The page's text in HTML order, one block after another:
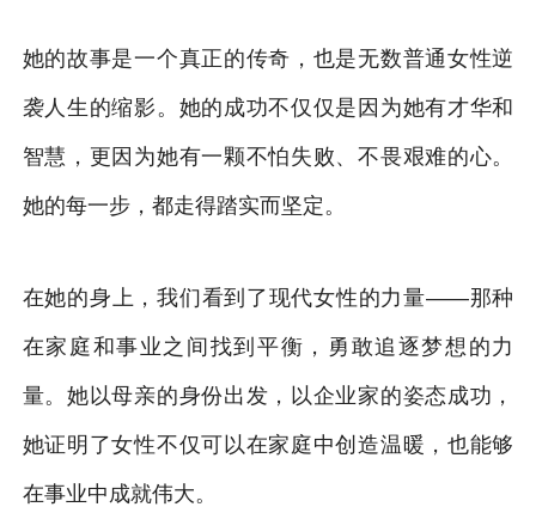
她的故事是一个真正的传奇，也是无数普通女性逆
袭人生的缩影。她的成功不仅仅是因为她有才华和
智慧，更因为她有一颗不怕失败、不畏艰难的心。
她的每一步，都走得踏实而坚定。
在她的身上，我们看到了现代女性的力量——那种
在家庭和事业之间找到平衡，勇敢追逐梦想的力
量。她以母亲的身份出发，以企业家的姿态成功，
她证明了女性不仅可以在家庭中创造温暖，也能够
在事业中成就伟大。